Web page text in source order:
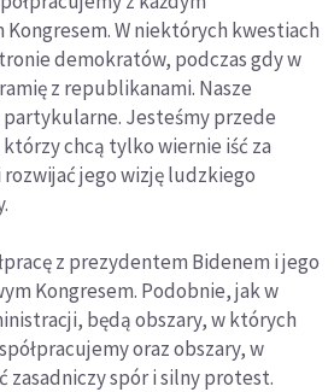
W niektórych kwestiach
demokratów, podczas gdy w
z republikanami. Nasze
Jesteśmy przede
chcą tylko wiernie iść za
jego wizję ludzkiego
z prezydentem Bidenem i jego
Kongresem. Podobnie, jak w
będą obszary, w których
oraz obszary, w
zasadniczy spór i silny protest.